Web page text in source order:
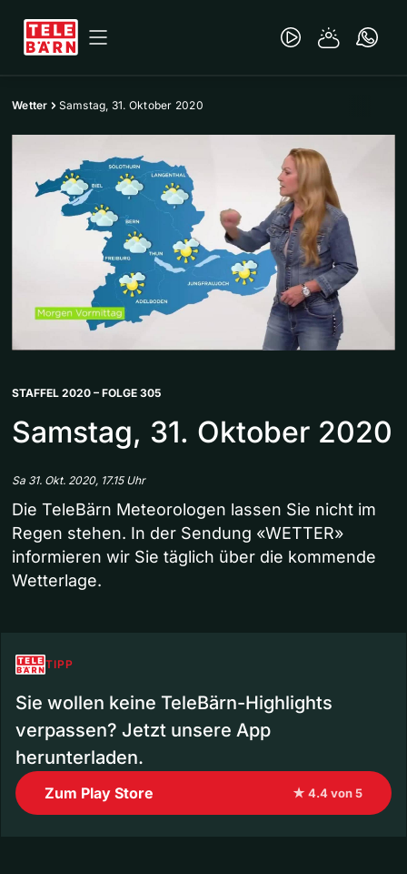
Wetter Samstag, 31. Oktober 2020
STAFFEL 2020 – FOLGE 305
Samstag, 31. Oktober 2020
Sa 31. Okt. 2020, 17.15 Uhr
Die TeleBärn Meteorologen lassen Sie nicht im
Regen stehen. In der Sendung «WETTER»
informieren wir Sie täglich über die kommende
Wetterlage.
TIPP
Sie wollen keine TeleBärn-Highlights
verpassen? Jetzt unsere App
herunterladen.
Zum Play Store ★ 4.4 von 5